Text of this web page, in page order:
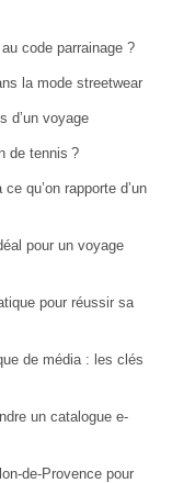
code parrainage ?
la mode streetwear
d’un voyage
de tennis ?
qu’on rapporte d’un
pour un voyage
pour réussir sa
de média : les clés
un catalogue e-
de-Provence pour